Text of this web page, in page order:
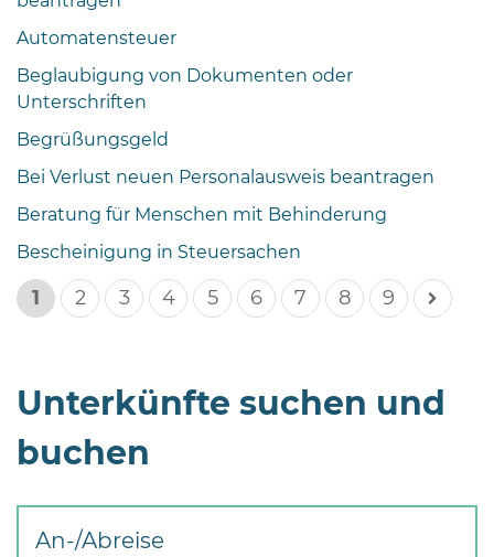
Automatensteuer
Beglaubigung von Dokumenten oder
Unterschriften
Begrüßungsgeld
Bei Verlust neuen Personalausweis beantragen
Beratung für Menschen mit Behinderung
Bescheinigung in Steuersachen
1 2 3 4 5 6 7 8 9
Unterkünfte suchen und
buchen
An-/Abreise